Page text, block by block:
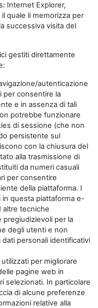
Internet Explorer,
quale li memorizza per
successiva visita del
gestiti direttamente
autenticazione
per consentire la
e in assenza di tali
potrebbe funzionare
di sessione (che non
persistente sul
con la chiusura del
alla trasmissione di
da numeri casuali
per consentire
della piattaforma. I
questa piattaforma e-
altre tecniche
per la
degli utenti e non
personali identificativi
per migliorare
pagine web in
selezionati. In particolare
di alcune preferenze
relative alla